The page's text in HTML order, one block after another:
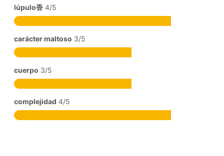
lúpulo香 4/5
carácter maltoso 3/5
cuerpo 3/5
complejidad 4/5